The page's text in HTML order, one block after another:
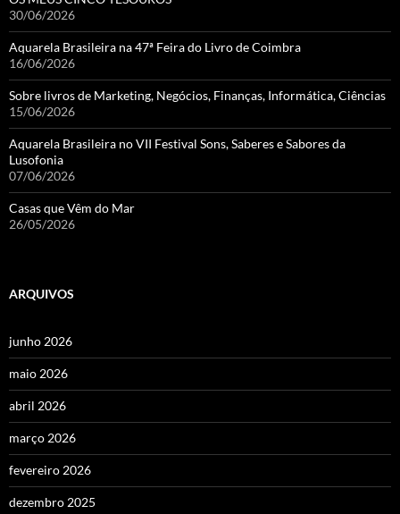
30/06/2026
Aquarela Brasileira na 47ª Feira do Livro de Coimbra
16/06/2026
Sobre livros de Marketing, Negócios, Finanças, Informática, Ciências
15/06/2026
Aquarela Brasileira no VII Festival Sons, Saberes e Sabores da
Lusofonia
07/06/2026
Casas que Vêm do Mar
26/05/2026
ARQUIVOS
junho 2026
maio 2026
abril 2026
março 2026
fevereiro 2026
dezembro 2025